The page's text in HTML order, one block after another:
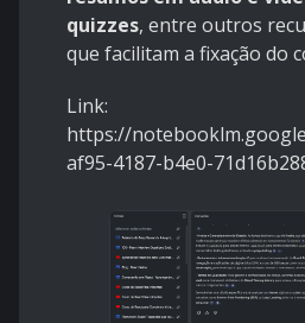
quizzes, entre outros
que facilitam a fixação do
Link:
https://
af95-4187-b4e0-